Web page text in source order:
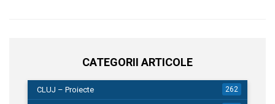
CATEGORII ARTICOLE
CLUJ – Proiecte 262